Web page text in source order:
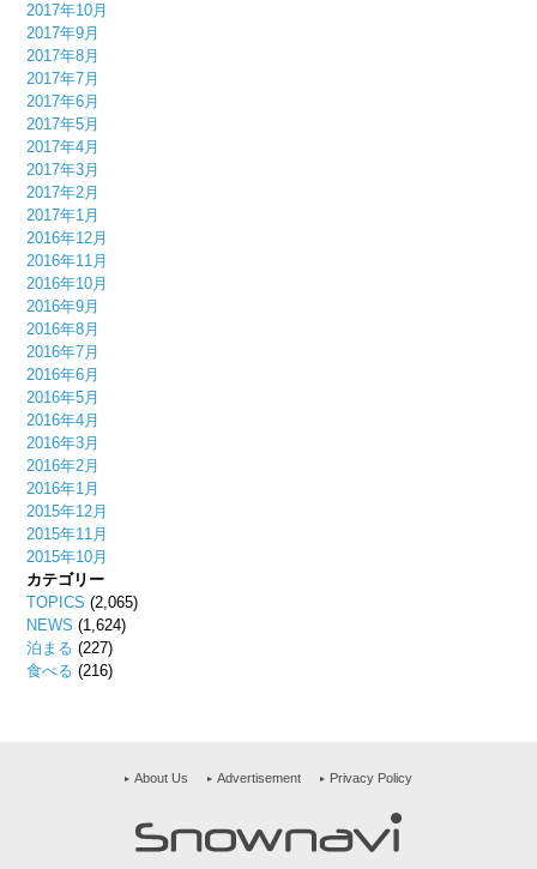
2017年10月
2017年9月
2017年8月
2017年7月
2017年6月
2017年5月
2017年4月
2017年3月
2017年2月
2017年1月
2016年12月
2016年11月
2016年10月
2016年9月
2016年8月
2016年7月
2016年6月
2016年5月
2016年4月
2016年3月
2016年2月
2016年1月
2015年12月
2015年11月
2015年10月
カテゴリー
TOPICS (2,065)
NEWS (1,624)
泊まる (227)
食べる (216)
About Us Advertisement Privacy Policy